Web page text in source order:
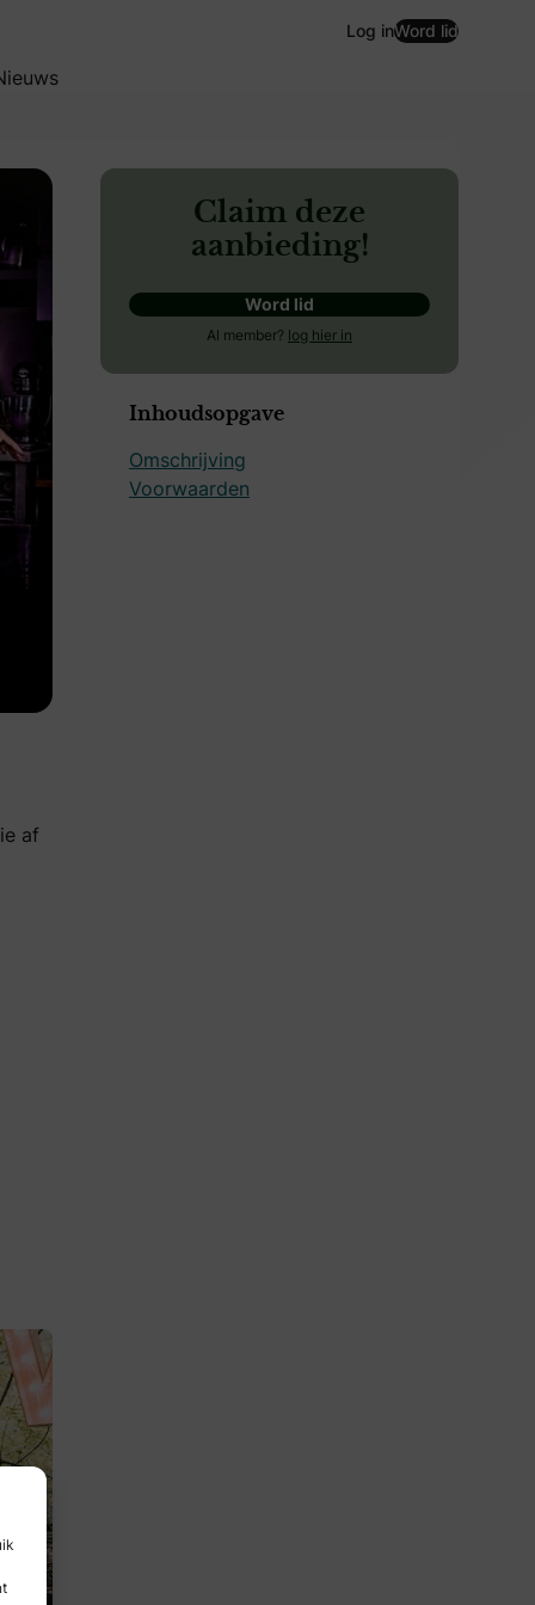
Log inWord lid
af
Claim deze
aanbieding!
Word lid
Al member? log hier in
Inhoudsopgave
Omschrijving
Voorwaarden